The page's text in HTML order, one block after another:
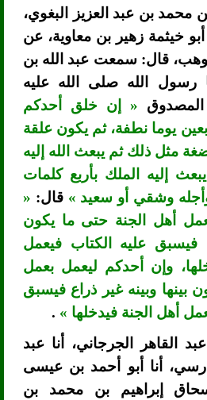
محمد بن عبد العزيز البغوي،
أبو خيثمة زهير بن معاوية، عن
قال: سمعت عبد الله بن
رسول الله صلى الله عليه
« إن خلق أحدكم
يوما نطفة، ثم يكون علقة
مثل ذلك ثم يبعث الله إليه
إليه الملك بأربع كلمات
وشقي أو سعيد » قال: «
أهل الجنة حتى ما يكون
فيسبق عليه الكتاب فيعمل
وإن أحدكم ليعمل بعمل
بينها وبينه غير ذراع فيسبق
أهل الجنة فيدخلها » .
القاهر الجرجاني، أنا عبد
أنا أبو أحمد بن عيسى
إبراهيم بن محمد بن